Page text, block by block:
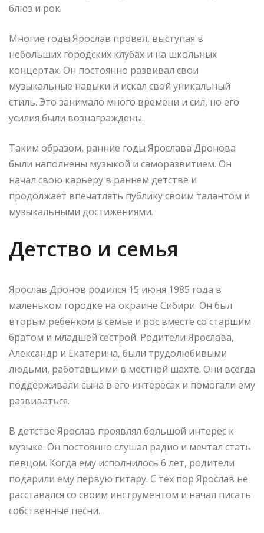
блюз и рок.
Многие годы Ярослав провел, выступая в
небольших городских клубах и на школьных
концертах. Он постоянно развивал свои
музыкальные навыки и искал свой уникальный
стиль. Это занимало много времени и сил, но его
усилия были вознаграждены.
Таким образом, ранние годы Ярослава Дронова
были наполнены музыкой и саморазвитием. Он
начал свою карьеру в раннем детстве и
продолжает впечатлять публику своим талантом и
музыкальными достижениями.
Детство и семья
Ярослав Дронов родился 15 июня 1985 года в
маленьком городке на окраине Сибири. Он был
вторым ребенком в семье и рос вместе со старшим
братом и младшей сестрой. Родители Ярослава,
Александр и Екатерина, были трудолюбивыми
людьми, работавшими в местной шахте. Они всегда
поддерживали сына в его интересах и помогали ему
развиваться.
В детстве Ярослав проявлял большой интерес к
музыке. Он постоянно слушал радио и мечтал стать
певцом. Когда ему исполнилось 6 лет, родители
подарили ему первую гитару. С тех пор Ярослав не
расставался со своим инструментом и начал писать
собственные песни.